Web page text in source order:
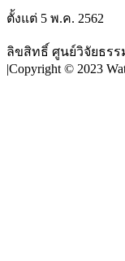
ตั้งแต่ 5 พ.ค. 2562
ลิขสิทธิ์ ศูนย์วิจัยธรร
|Copyright © 2023